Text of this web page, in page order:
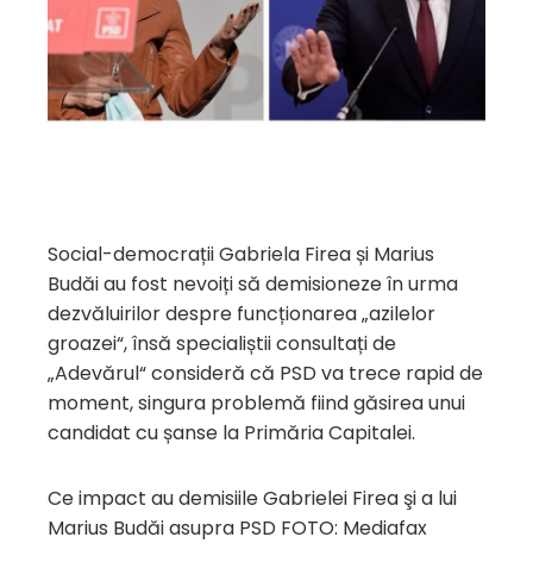
Social-democrații Gabriela Firea și Marius
Budăi au fost nevoiți să demisioneze în urma
dezvăluirilor despre funcționarea „azilelor
groazei“, însă specialiștii consultați de
„Adevărul“ consideră că PSD va trece rapid de
moment, singura problemă fiind găsirea unui
candidat cu șanse la Primăria Capitalei.
Ce impact au demisiile Gabrielei Firea şi a lui
Marius Budăi asupra PSD FOTO: Mediafax